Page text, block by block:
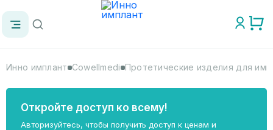
Инно имплант Cowellmedi Протетические изделия для
Откройте доступ ко всему!
Авторизуйтесь, чтобы получить доступ к ценам и